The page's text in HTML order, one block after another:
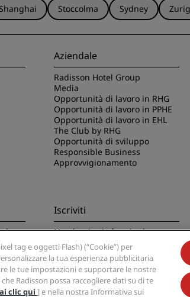
Stoccolma Sydney
Aziendale
Radisson Hotel Group
Media
Opportunità di lavoro in RHG
Opportunità di lavoro in PPHE
Opportunità di lavoro in EHL
The Club by RHG
Opportunità di sviluppo
Responsible Business
Approvvigionamento
Iscriviti
Non lasciarti sfuggire le nostre
offerte migliori
tag e oggetti Flash) (“Cookie”) per
la tua esperienza pubblicitaria
le tue impostazioni e supportare le nostre
Radisson possa raccogliere dati su di te
clic qui ] e nella nostra Informativa sui